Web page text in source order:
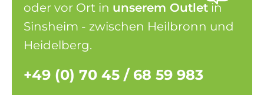
oder vor Ort in unserem Outlet in
Sinsheim - zwischen Heilbronn und
Heidelberg.
+49 (0) 70 45 / 68 59 983